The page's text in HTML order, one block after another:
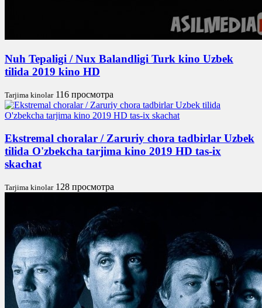
Nuh Tepaligi / Nux Balandligi Turk kino Uzbek
tilida 2019 kino HD
Tarjima kinolar 116 просмотра
Ekstremal choralar / Zaruriy chora tadbirlar Uzbek
tilida O'zbekcha tarjima kino 2019 HD tas-ix
skachat
Tarjima kinolar 128 просмотра